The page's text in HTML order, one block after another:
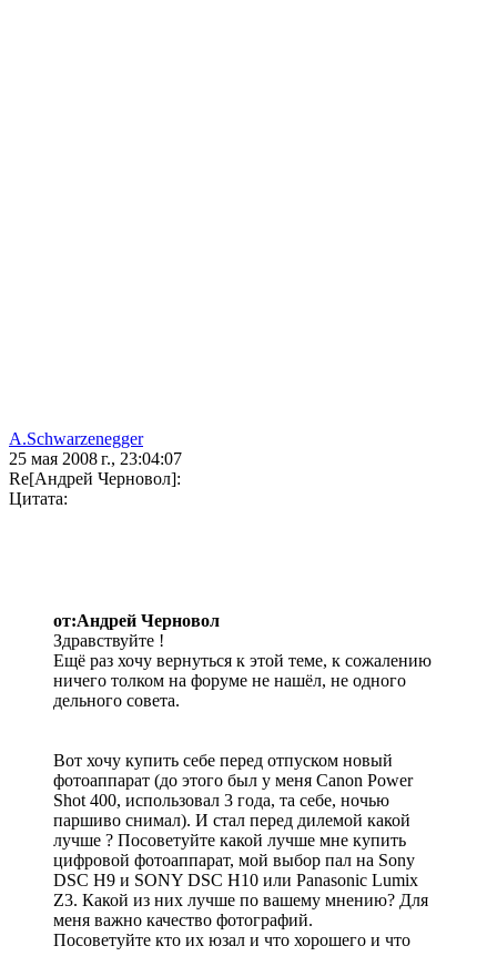
A.Schwarzenegger
25 мая 2008 г., 23:04:07
Re[Андрей Черновол]:
Цитата:
от:Андрей Черновол
Здравствуйте !
Ещё раз хочу вернуться к этой теме, к сожалению
ничего толком на форуме не нашёл, не одного
дельного совета.
Вот хочу купить себе перед отпуском новый
фотоаппарат (до этого был у меня Canon Power
Shot 400, использовал 3 года, та себе, ночью
паршиво снимал). И стал перед дилемой какой
лучше ? Посоветуйте какой лучше мне купить
цифровой фотоаппарат, мой выбор пал на Sony
DSC H9 и SONY DSC H10 или Panasonic Lumix
Z3. Какой из них лучше по вашему мнению? Для
меня важно качество фотографий.
Посоветуйте кто их юзал и что хорошего и что